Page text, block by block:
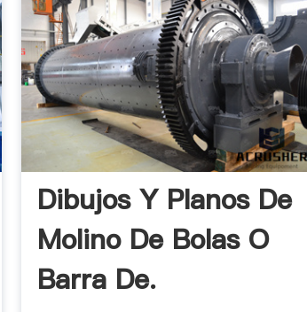
Dibujos Y Planos De
Molino De Bolas O
Barra De.